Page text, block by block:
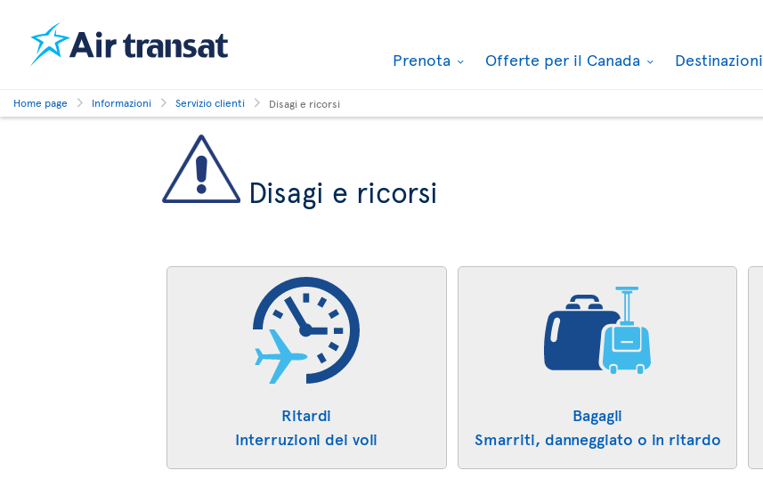
Prenota Offerte per il Canada Destinazioni
Home page Informazioni Servizio clienti Disagi e ricorsi
Disagi e ricorsi
Ritardi
Interruzioni dei voli
Bagagli
Smarriti, danneggiato o in ritardo